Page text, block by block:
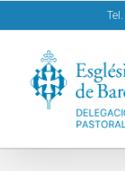
to